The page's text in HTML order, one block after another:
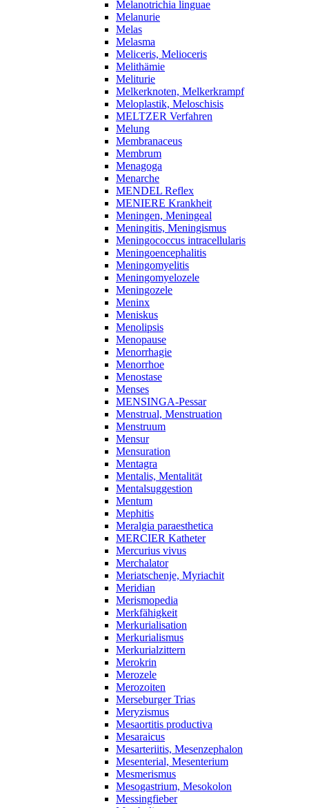
Melanotrichia linguae
Melanurie
Melas
Melasma
Meliceris, Melioceris
Melithämie
Meliturie
Melkerknoten, Melkerkrampf
Meloplastik, Meloschisis
MELTZER Verfahren
Melung
Membranaceus
Membrum
Menagoga
Menarche
MENDEL Reflex
MENIERE Krankheit
Meningen, Meningeal
Meningitis, Meningismus
Meningococcus intracellularis
Meningoencephalitis
Meningomyelitis
Meningomyelozele
Meningozele
Meninx
Meniskus
Menolipsis
Menopause
Menorrhagie
Menorrhoe
Menostase
Menses
MENSINGA-Pessar
Menstrual, Menstruation
Menstruum
Mensur
Mensuration
Mentagra
Mentalis, Mentalität
Mentalsuggestion
Mentum
Mephitis
Meralgia paraesthetica
MERCIER Katheter
Mercurius vivus
Merchalator
Meriatschenje, Myriachit
Meridian
Merismopedia
Merkfähigkeit
Merkurialisation
Merkurialismus
Merkurialzittern
Merokrin
Merozele
Merozoiten
Merseburger Trias
Meryzismus
Mesaortitis productiva
Mesaraicus
Mesarteriitis, Mesenzephalon
Mesenterial, Mesenterium
Mesmerismus
Mesogastrium, Mesokolon
Messingfieber